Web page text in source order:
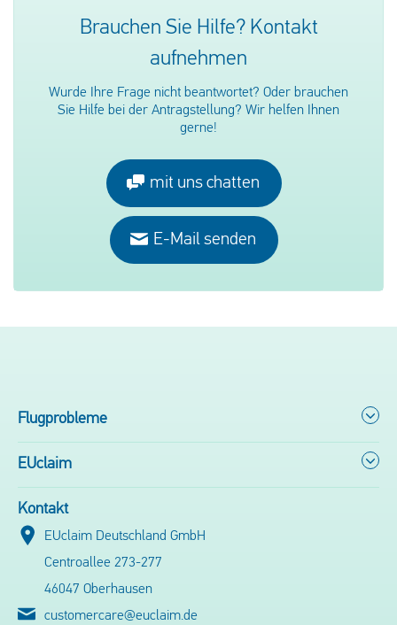
Brauchen Sie Hilfe? Kontakt
aufnehmen
Wurde Ihre Frage nicht beantwortet? Oder brauchen
Sie Hilfe bei der Antragstellung? Wir helfen Ihnen
gerne!
mit uns chatten
E-Mail senden
Flugprobleme
EUclaim
Kontakt
EUclaim Deutschland GmbH
Centroallee 273-277
46047 Oberhausen
customercare@euclaim.de